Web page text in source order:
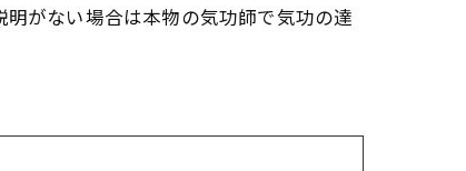
がない場合は本物の気功師で気功の達